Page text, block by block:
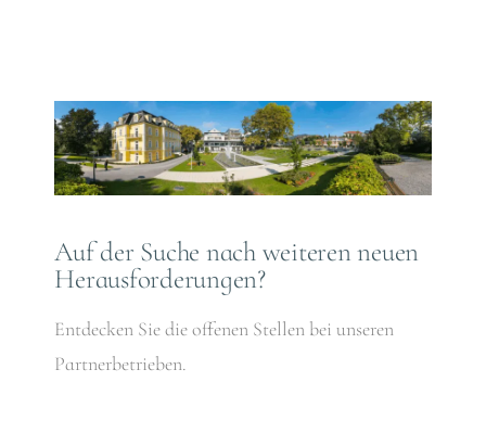
Auf der Suche nach weiteren neuen
Herausforderungen?
Entdecken Sie die offenen Stellen bei unseren
Partnerbetrieben.